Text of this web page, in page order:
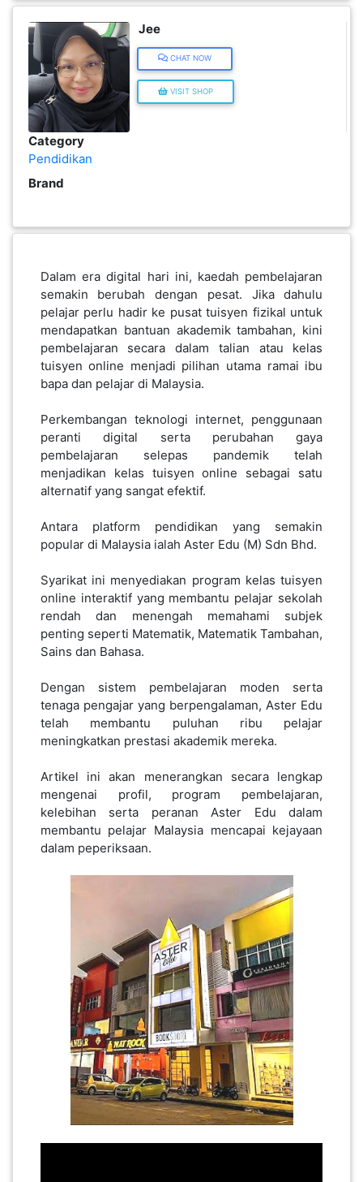
Jee
CHAT NOW
VISIT SHOP
Category
Pendidikan
Brand
Dalam era digital hari ini, kaedah pembelajaran
semakin berubah dengan pesat. Jika dahulu
pelajar perlu hadir ke pusat tuisyen fizikal untuk
mendapatkan bantuan akademik tambahan, kini
pembelajaran secara dalam talian atau kelas
tuisyen online menjadi pilihan utama ramai ibu
bapa dan pelajar di Malaysia.
Perkembangan teknologi internet, penggunaan
peranti digital serta perubahan gaya
pembelajaran selepas pandemik telah
menjadikan kelas tuisyen online sebagai satu
alternatif yang sangat efektif.
Antara platform pendidikan yang semakin
popular di Malaysia ialah Aster Edu (M) Sdn Bhd.
Syarikat ini menyediakan program kelas tuisyen
online interaktif yang membantu pelajar sekolah
rendah dan menengah memahami subjek
penting seperti Matematik, Matematik Tambahan,
Sains dan Bahasa.
Dengan sistem pembelajaran moden serta
tenaga pengajar yang berpengalaman, Aster Edu
telah membantu puluhan ribu pelajar
meningkatkan prestasi akademik mereka.
Artikel ini akan menerangkan secara lengkap
mengenai profil, program pembelajaran,
kelebihan serta peranan Aster Edu dalam
membantu pelajar Malaysia mencapai kejayaan
dalam peperiksaan.
ELEKTRONIK(5)
SUKAN/HOBI(2)
PERCUTIAN
PELANCONGAN(1)
&
PERIBADI(4)
PEKERJAAN(0)
SERVIS(17)
HARTA
BENDA(1)
LAIN-
KEPERLUAN(16)
SELECT NEGERI
SELANGOR(37)
PAHANG(13)
KELANTAN(22)
PERAK(41)
TERENGGANU(12)
SABAH(0)